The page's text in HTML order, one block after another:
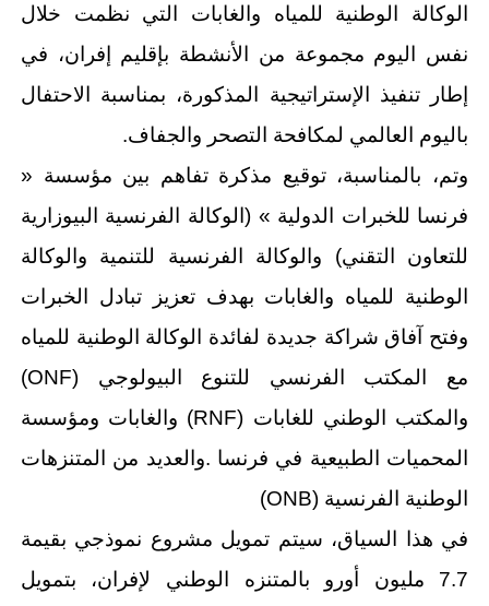
الوكالة الوطنية للمياه والغابات التي نظمت خلال
نفس اليوم مجموعة من الأنشطة بإقليم إفران، في
إطار تنفيذ الإستراتيجية المذكورة، بمناسبة الاحتفال
باليوم العالمي لمكافحة التصحر والجفاف.
وتم، بالمناسبة، توقيع مذكرة تفاهم بين مؤسسة «
فرنسا للخبرات الدولية » (الوكالة الفرنسية البيوزارية
للتعاون التقني) والوكالة الفرنسية للتنمية والوكالة
الوطنية للمياه والغابات بهدف تعزيز تبادل الخبرات
وفتح آفاق شراكة جديدة لفائدة الوكالة الوطنية للمياه
مع المكتب الفرنسي للتنوع البيولوجي (ONF)
والمكتب الوطني للغابات (RNF) والغابات ومؤسسة
المحميات الطبيعية في فرنسا .والعديد من المتنزهات
الوطنية الفرنسية (ONB)
في هذا السياق، سيتم تمويل مشروع نموذجي بقيمة
7.7 مليون أورو بالمتنزه الوطني لإفران، بتمويل